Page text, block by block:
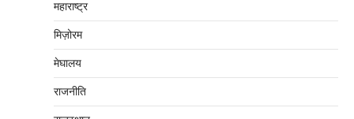
महाराष्‍ट्र
मिज़ोरम
मेघालय
राजनीति